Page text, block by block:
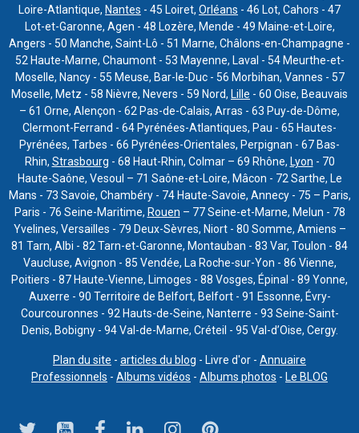
Loire-Atlantique, Nantes - 45 Loiret, Orléans - 46 Lot, Cahors - 47
Lot-et-Garonne, Agen - 48 Lozère, Mende - 49 Maine-et-Loire,
Angers - 50 Manche, Saint-Lô - 51 Marne, Châlons-en-Champagne -
52 Haute-Marne, Chaumont - 53 Mayenne, Laval - 54 Meurthe-et-
Moselle, Nancy - 55 Meuse, Bar-le-Duc - 56 Morbihan, Vannes - 57
Moselle, Metz - 58 Nièvre, Nevers - 59 Nord, Lille - 60 Oise, Beauvais
– 61 Orne, Alençon - 62 Pas-de-Calais, Arras - 63 Puy-de-Dôme,
Clermont-Ferrand - 64 Pyrénées-Atlantiques, Pau - 65 Hautes-
Pyrénées, Tarbes - 66 Pyrénées-Orientales, Perpignan - 67 Bas-
Rhin, Strasbourg - 68 Haut-Rhin, Colmar – 69 Rhône, Lyon - 70
Haute-Saône, Vesoul – 71 Saône-et-Loire, Mâcon - 72 Sarthe, Le
Mans - 73 Savoie, Chambéry - 74 Haute-Savoie, Annecy - 75 – Paris,
Paris - 76 Seine-Maritime, Rouen – 77 Seine-et-Marne, Melun - 78
Yvelines, Versailles - 79 Deux-Sèvres, Niort - 80 Somme, Amiens –
81 Tarn, Albi - 82 Tarn-et-Garonne, Montauban - 83 Var, Toulon - 84
Vaucluse, Avignon - 85 Vendée, La Roche-sur-Yon - 86 Vienne,
Poitiers - 87 Haute-Vienne, Limoges - 88 Vosges, Épinal - 89 Yonne,
Auxerre - 90 Territoire de Belfort, Belfort - 91 Essonne, Évry-
Courcouronnes - 92 Hauts-de-Seine, Nanterre - 93 Seine-Saint-
Denis, Bobigny - 94 Val-de-Marne, Créteil - 95 Val-d’Oise, Cergy.
Plan du site - articles du blog - Livre d'or - Annuaire
Professionnels - Albums vidéos - Albums photos - Le BLOG